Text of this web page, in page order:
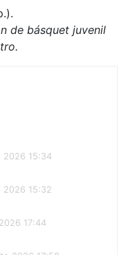
de básquet juvenil
2026 15:34
2026 15:32
17:44